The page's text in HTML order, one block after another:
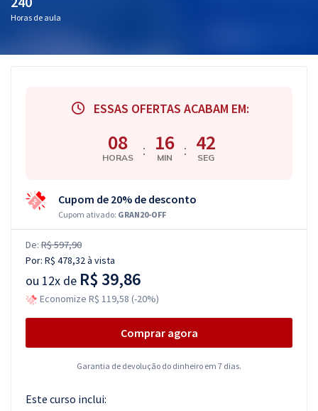
Conteúdo gratuito
Atendimento
Horas de aula
ESSAS OFERTAS ACABAM EM:
08
HORAS : 16
MIN : 41
SEG
Cupom de 20% de desconto
Cupom ativado: GRAN20-OFF
De: R$ 597,90
Por: R$ 478,32à vista
ou 12x de R$ 39,86
Economize R$ 119,58 (-20%)
Comprar agora
Garantia de devolução do dinheiro em 7 dias.
Este curso inclui: